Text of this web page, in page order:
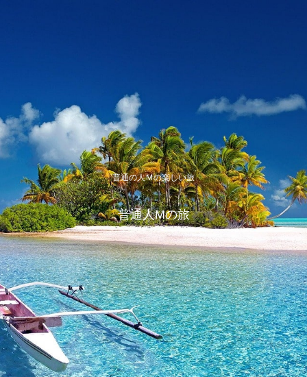
普通の人Ｍの楽しい旅
普通人Mの旅